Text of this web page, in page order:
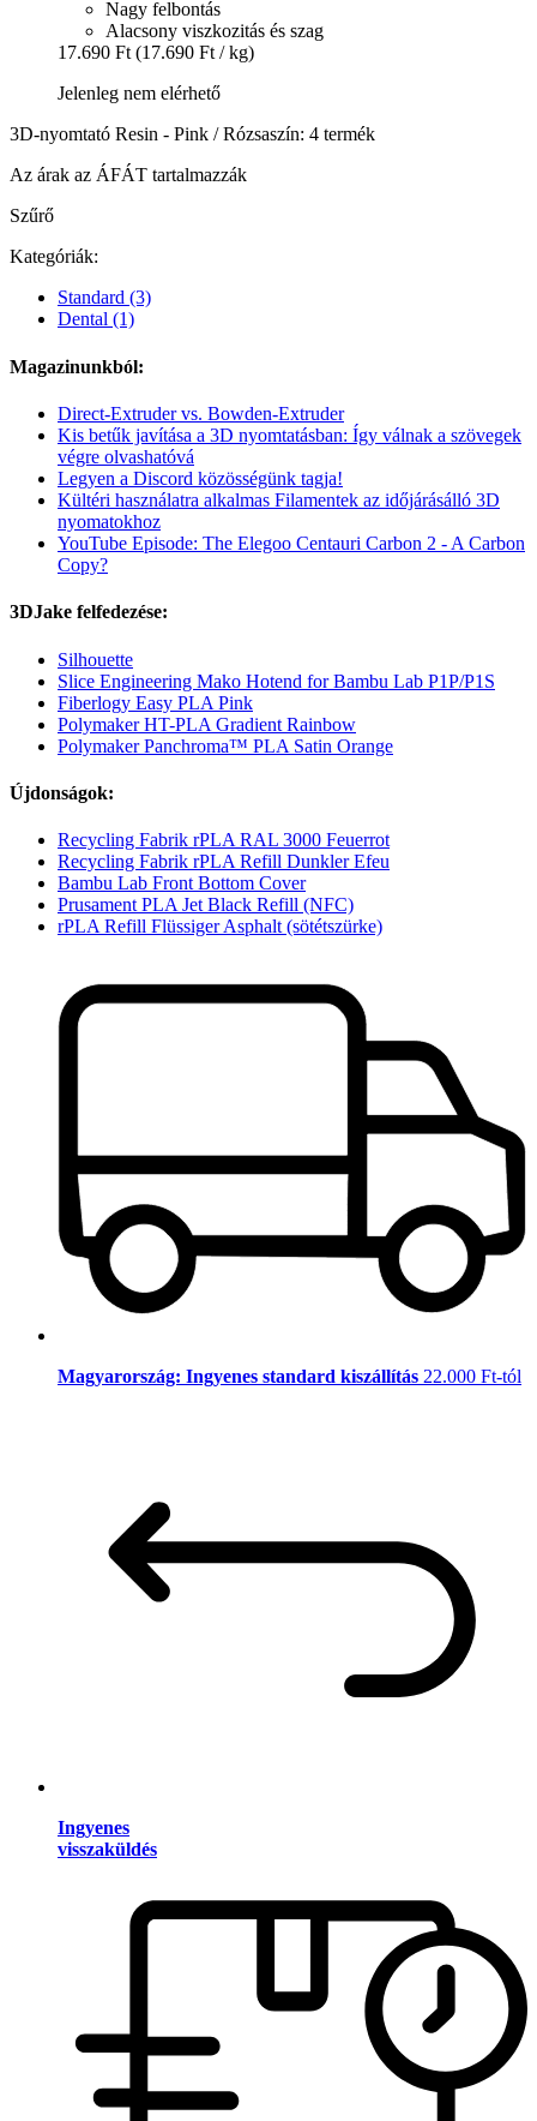
Nagy felbontás
Alacsony viszkozitás és szag
17.690 Ft (17.690 Ft / kg)
Jelenleg nem elérhető
3D-nyomtató Resin - Pink / Rózsaszín: 4 termék
Az árak az ÁFÁT tartalmazzák
Szűrő
Kategóriák:
Standard (3)
Dental (1)
Magazinunkból:
Direct-Extruder vs. Bowden-Extruder
Kis betűk javítása a 3D nyomtatásban: Így válnak a szövegek
végre olvashatóvá
Legyen a Discord közösségünk tagja!
Kültéri használatra alkalmas Filamentek az időjárásálló 3D
nyomatokhoz
YouTube Episode: The Elegoo Centauri Carbon 2 - A Carbon
Copy?
3DJake felfedezése:
Silhouette
Slice Engineering Mako Hotend for Bambu Lab P1P/P1S
Fiberlogy Easy PLA Pink
Polymaker HT-PLA Gradient Rainbow
Polymaker Panchroma™ PLA Satin Orange
Újdonságok:
Recycling Fabrik rPLA RAL 3000 Feuerrot
Recycling Fabrik rPLA Refill Dunkler Efeu
Bambu Lab Front Bottom Cover
Prusament PLA Jet Black Refill (NFC)
rPLA Refill Flüssiger Asphalt (sötétszürke)
Magyarország: Ingyenes standard kiszállítás 22.000 Ft-tól
Ingyenes
visszaküldés